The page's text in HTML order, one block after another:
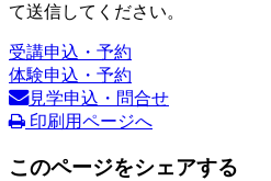
て送信してください。
受講申込・予約
体験申込・予約
見学申込・問合せ
印刷用ページへ
このページをシェアする